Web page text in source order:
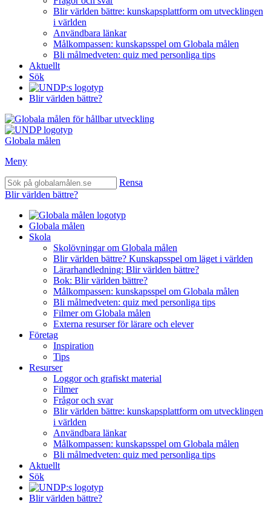
Blir världen bättre: kunskapsplattform om utvecklingen
i världen
Användbara länkar
Målkompassen: kunskapsspel om Globala målen
Bli målmedveten: quiz med personliga tips
Aktuellt
Sök
Blir världen bättre?
Globala målen
Meny
Rensa
Blir världen bättre?
Globala målen
Skola
Skolövningar om Globala målen
Blir världen bättre? Kunskapsspel om läget i världen
Lärarhandledning: Blir världen bättre?
Bok: Blir världen bättre?
Målkompassen: kunskapsspel om Globala målen
Bli målmedveten: quiz med personliga tips
Filmer om Globala målen
Externa resurser för lärare och elever
Företag
Inspiration
Tips
Resurser
Loggor och grafiskt material
Filmer
Frågor och svar
Blir världen bättre: kunskapsplattform om utvecklingen
i världen
Användbara länkar
Målkompassen: kunskapsspel om Globala målen
Bli målmedveten: quiz med personliga tips
Aktuellt
Sök
Blir världen bättre?